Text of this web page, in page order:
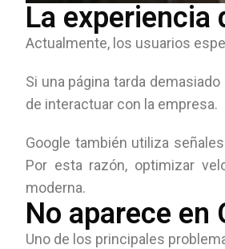
La
Actualmente, los usuarios
Si una página tarda
de interactuar con la empresa.
Google también utiliza
Por esta razón, optimizar
moderna.
No aparece en
Uno de los principales